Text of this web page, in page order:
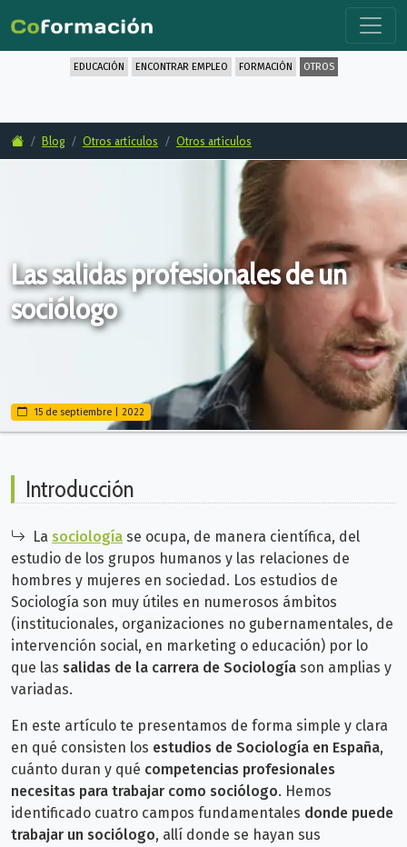
EDUCACIÓN ENCONTRAR EMPLEO FORMACIÓN OTROS
Blog Otros artículos Otros artículos
Las salidas profesionales de un
sociólogo
15 de septiembre | 2022
Introducción
La sociología se ocupa, de manera científica, del
estudio de los grupos humanos y las relaciones de
hombres y mujeres en sociedad. Los estudios de
Sociología son muy útiles en numerosos ámbitos
(institucionales, organizaciones no gubernamentales, de
intervención social, en marketing o educación) por lo
que las salidas de la carrera de Sociología son amplias y
variadas.
En este artículo te presentamos de forma simple y clara
en qué consisten los estudios de Sociología en España,
cuánto duran y qué competencias profesionales
necesitas para trabajar como sociólogo. Hemos
identificado cuatro campos fundamentales donde puede
trabajar un sociólogo, allí donde se hayan sus